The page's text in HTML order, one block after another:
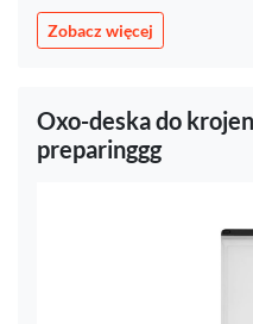
Zobacz więcej
Oxo-deska do
preparinggg